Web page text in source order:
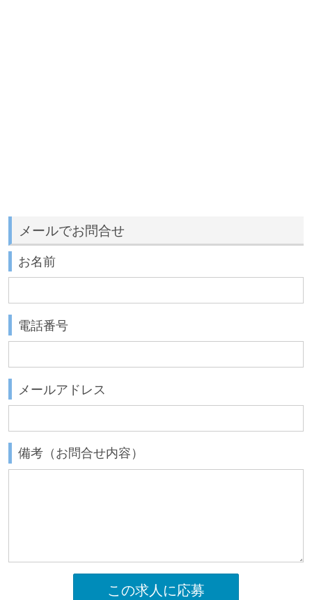
メールでお問合せ
お名前
電話番号
メールアドレス
備考（お問合せ内容）
この求人に応募